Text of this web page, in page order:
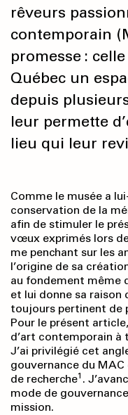
rêveurs
contemporain
promesse :
Québec un
depuis
leur permette
lieu qui leur
Comme le musée a
conservation de la
afin de stimuler le
vœux exprimés lors
me penchant sur les
l’origine de sa
au fondement même
et lui donne sa raison
toujours pertinent de
Pour le présent
d’art contemporain à
J’ai privilégié cet
gouvernance du
de recherche1 .
mode de
mission.